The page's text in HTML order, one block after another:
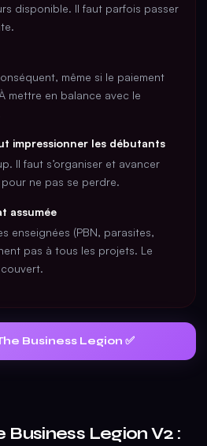
disponible. Il faut parfois passer
même si le paiement
mettre en balance avec le
impressionner les débutants
Il faut s’organiser et avancer
ne pas se perdre.
assumée
enseignées (PBN, parasites,
pas à tous les projets. Le
Business Legion ✅
Legion V2 :